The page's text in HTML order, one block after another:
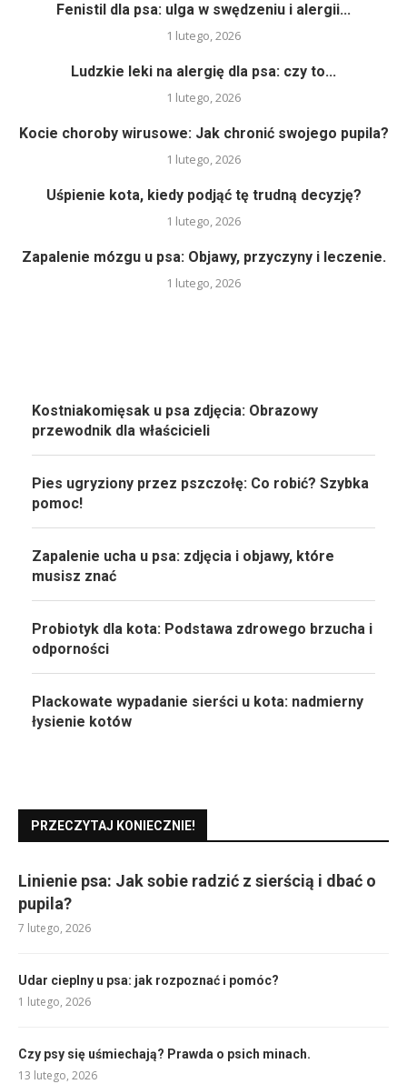
Fenistil dla psa: ulga w swędzeniu i alergii...
1 lutego, 2026
Ludzkie leki na alergię dla psa: czy to...
1 lutego, 2026
Kocie choroby wirusowe: Jak chronić swojego pupila?
1 lutego, 2026
Uśpienie kota, kiedy podjąć tę trudną decyzję?
1 lutego, 2026
Zapalenie mózgu u psa: Objawy, przyczyny i leczenie.
1 lutego, 2026
Kostniakomięsak u psa zdjęcia: Obrazowy
przewodnik dla właścicieli
Pies ugryziony przez pszczołę: Co robić? Szybka
pomoc!
Zapalenie ucha u psa: zdjęcia i objawy, które
musisz znać
Probiotyk dla kota: Podstawa zdrowego brzucha i
odporności
Plackowate wypadanie sierści u kota: nadmierny
łysienie kotów
PRZECZYTAJ KONIECZNIE!
Linienie psa: Jak sobie radzić z sierścią i dbać o
pupila?
7 lutego, 2026
Udar cieplny u psa: jak rozpoznać i pomóc?
1 lutego, 2026
Czy psy się uśmiechają? Prawda o psich minach.
13 lutego, 2026